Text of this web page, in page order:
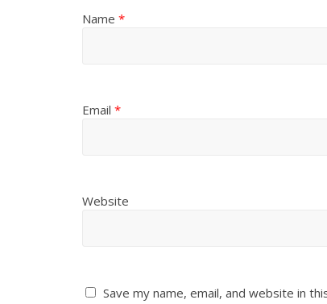
Name *
Email *
Website
Save my name, email, and website in